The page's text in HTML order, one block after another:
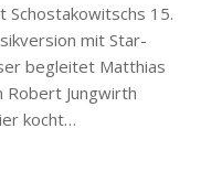
Schostakowitschs 15.
mit Star-
begleitet Matthias
Robert Jungwirth
kocht…